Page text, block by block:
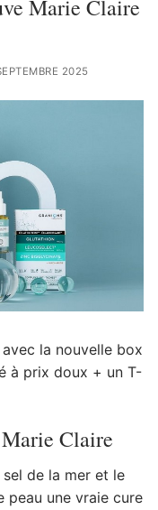
Marie Claire
2025
la nouvelle box
à prix doux + un T-
Claire
sel de la mer et le
une vraie cure